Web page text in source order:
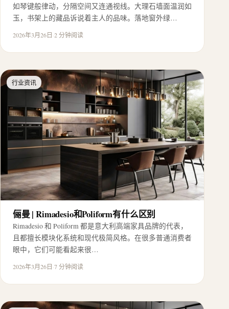
如琴键般律动，分隔空间又连通视线。大理石墙面温润如
玉，书架上的藏品诉说着主人的品味。落地窗外绿…
2026年3月26日·2 分钟阅读
行业资讯
俪曼 | Rimadesio和Poliform有什么区别
Rimadesio 和 Poliform 都是意大利高端家具品牌的代表，
且都擅长模块化系统和现代极简风格。在很多普通消费者
眼中，它们可能看起来很…
2026年3月26日·7 分钟阅读